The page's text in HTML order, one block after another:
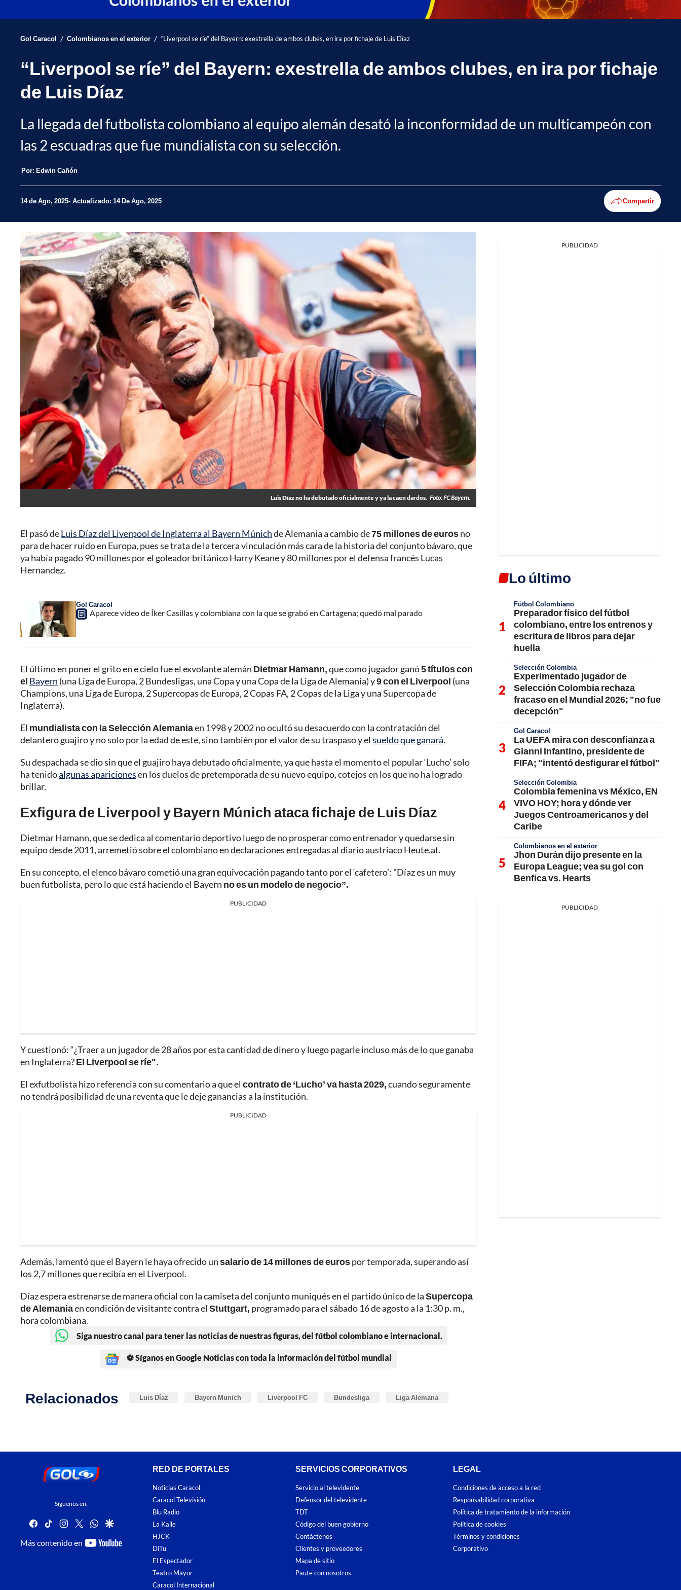
Gol Caracol / Colombianos en el exterior / “Liverpool se ríe” del Bayern: exestrella de ambos clubes, en ira por fichaje de Luis Díaz
“Liverpool se ríe” del Bayern: exestrella de ambos clubes, en ira por fichaje
de Luis Díaz
La llegada del futbolista colombiano al equipo alemán desató la inconformidad de un multicampeón con
las 2 escuadras que fue mundialista con su selección.
Por: Edwin Cañón
14 de Ago, 2025 Actualizado: 14 De Ago, 2025 Compartir
Luis Díaz no ha debutado oficialmente y ya la caen dardos. Foto: FC Bayern.
El pasó deLuis Díaz del Liverpool de Inglaterra al Bayern Múnichde Alemania a cambio de75 millones de eurosno
para de hacer ruido en Europa, pues se trata de la tercera vinculación más cara de la historia del conjunto bávaro, que
ya había pagado 90 millones por el goleador británico Harry Keane y 80 millones por el defensa francés Lucas
Hernandez.
Gol Caracol
Aparece video de Íker Casillas y colombiana con la que se grabó en Cartagena; quedó mal parado
El último en poner el grito en e cielo fue el exvolante alemán Dietmar Hamann,que como jugador ganó5 títulos con
el Bayern (una Liga de Europa, 2 Bundesligas, una Copa y una Copa de la Liga de Alemania) y9 con el Liverpool (una
Champions, una Liga de Europa, 2 Supercopas de Europa, 2 Copas FA, 2 Copas de la Liga y una Supercopa de
Inglaterra).
El mundialista con la Selección Alemaniaen 1998 y 2002 no ocultó su desacuerdo con la contratación del
delantero guajiro y no solo por la edad de este, sino también por el valor de su traspaso y el sueldo que ganará.
Su despachada se dio sin que el guajiro haya debutado oficialmente, ya que hasta el momento el popular ‘Lucho’ solo
ha tenidoalgunas aparicionesen los duelos de pretemporada de su nuevo equipo, cotejos en los que no ha logrado
brillar.
Exfigura de Liverpool y Bayern Múnich ataca fichaje de Luis Díaz
Dietmar Hamann, que se dedica al comentario deportivo luego de no prosperar como entrenador y quedarse sin
equipo desde 2011, arremetió sobre el colombiano en declaraciones entregadas al diario austriaco Heute.at.
En su concepto, el elenco bávaro cometió una gran equivocación pagando tanto por el ‘cafetero’: "Díaz es un muy
buen futbolista, pero lo que está haciendo el Bayern no es un modelo de negocio”.
PUBLICIDAD
Y cuestionó: “¿Traer a un jugador de 28 años por esta cantidad de dinero y luego pagarle incluso más de lo que ganaba
en Inglaterra?El Liverpool se ríe".
El exfutbolista hizo referencia con su comentario a que el contrato de ‘Lucho’ va hasta 2029,cuando seguramente
no tendrá posibilidad de una reventa que le deje ganancias a la institución.
PUBLICIDAD
Además, lamentó que el Bayern le haya ofrecido unsalario de 14 millones de eurospor temporada, superando así
los 2,7 millones que recibía en el Liverpool.
Díaz espera estrenarse de manera oficial con la camiseta del conjunto muniqués en el partido único de laSupercopa
de Alemaniaen condición de visitante contra el Stuttgart, programado para el sábado 16 de agosto a la 1:30 p. m.,
hora colombiana.
Siga nuestro canal para tener las noticias de nuestras figuras, del fútbol colombiano e internacional.
⚽ Síganos en Google Noticias con toda la información del fútbol mundial
Relacionados Luis Díaz Bayern Munich Liverpool FC Bundesliga Liga Alemana
PUBLICIDAD
Lo último
Fútbol Colombiano
Preparador físico del fútbol
colombiano, entre los entrenos y
escritura de libros para dejar
huella
Selección Colombia
Experimentado jugador de
Selección Colombia rechaza
fracaso en el Mundial 2026; "no fue
decepción"
Gol Caracol
La UEFA mira con desconfianza a
Gianni Infantino, presidente de
FIFA; "intentó desfigurar el fútbol"
Selección Colombia
Colombia femenina vs México, EN
VIVO HOY; hora y dónde ver
Juegos Centroamericanos y del
Caribe
Colombianos en el exterior
Jhon Durán dijo presente en la
Europa League; vea su gol con
Benfica vs. Hearts
PUBLICIDAD
Síguenos en:
facebook
tiktokinstagram
twitterwhatsapp
google
Más contenido en
youtube-
RED DE PORTALES
Noticias Caracol
Caracol Televisión
Blu Radio
La Kalle
HJCK
DiTu
El Espectador
Teatro Mayor
Caracol Internacional
SERVICIOS CORPORATIVOS
Servicio al televidente
Defensor del televidente
TDT
Código del buen gobierno
Contáctenos
Clientes y proveedores
Mapa de sitio
Paute con nosotros
LEGAL
Condiciones de acceso a la red
Responsabilidad corporativa
Política de tratamiento de la información
Política de cookies
Términos y condiciones
Corporativo